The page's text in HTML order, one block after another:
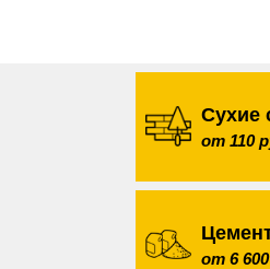
Сухие
от 110
от 6